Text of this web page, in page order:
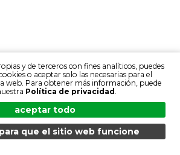
PRODUCTOS ES
y de terceros con fines analíticos, puedes
o aceptar solo las necesarias para el
web. Para obtener más información, puede
Política de privacidad .
aceptar todo
que el sitio web funcione